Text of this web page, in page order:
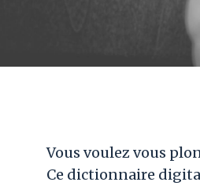
Vous voulez vous
Ce dictionnaire